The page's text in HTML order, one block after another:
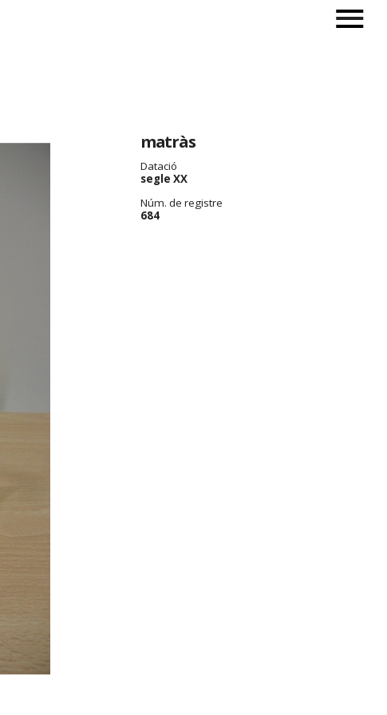
matràs
Datació
segle XX
Núm. de registre
684